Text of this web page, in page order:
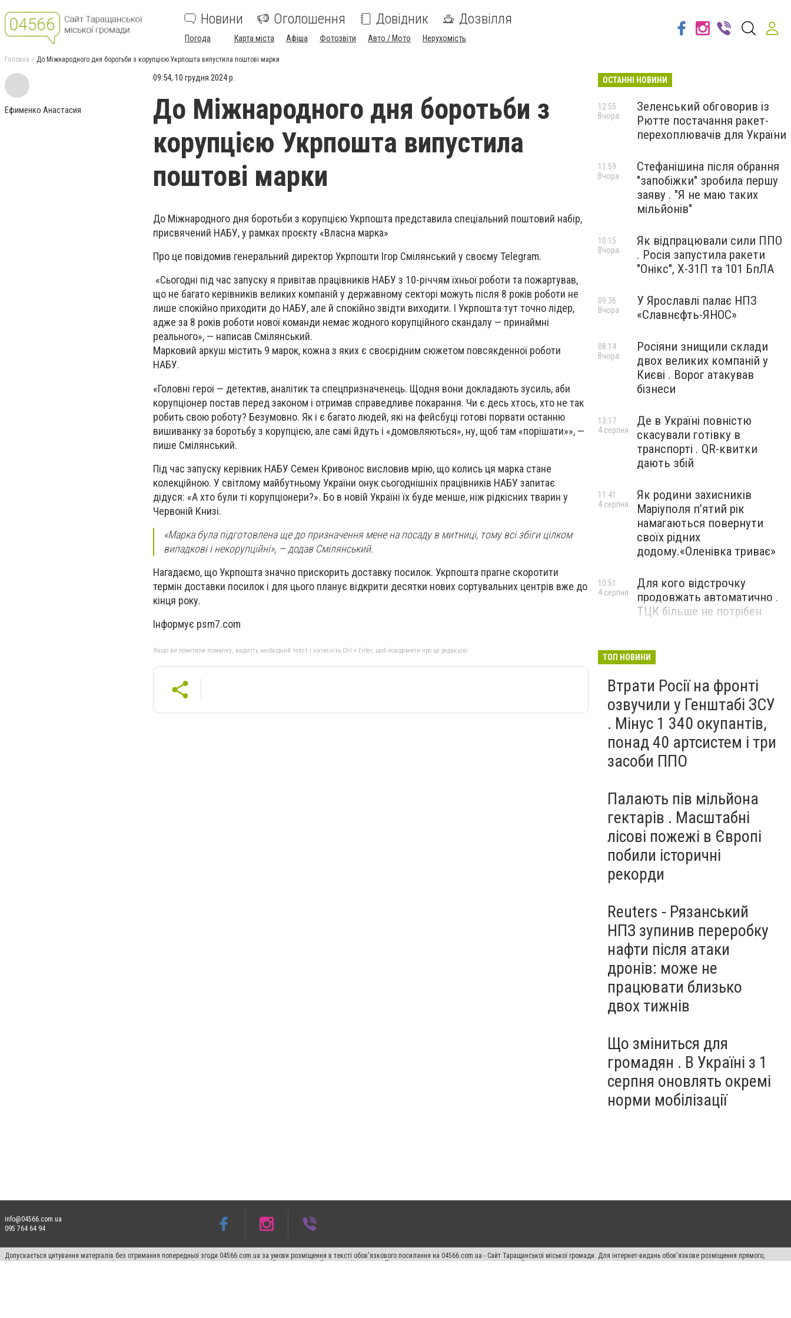
Новини Оголошення Довідник Дозвілля
Погода Карта міста Афіша Фотозвіти Авто / Мото Нерухомість
Головна До Міжнародного дня боротьби з корупцією Укрпошта випустила поштові марки
Ефименко Анастасия
09:54, 10 грудня 2024 р.
До Міжнародного дня боротьби з
корупцією Укрпошта випустила
поштові марки
До Міжнародного дня боротьби з корупцією Укрпошта представила спеціальний поштовий набір,
присвячений НАБУ, у рамках проєкту «Власна марка»
Про це повідомив генеральний директор Укрпошти Ігор Смілянський у своєму Telegram.
«Сьогодні під час запуску я привітав працівників НАБУ з 10-річчям їхньої роботи та пожартував,
що не багато керівників великих компаній у державному секторі можуть після 8 років роботи не
лише спокійно приходити до НАБУ, але й спокійно звідти виходити. І Укрпошта тут точно лідер,
адже за 8 років роботи нової команди немає жодного корупційного скандалу — принаймні
реального», — написав Смілянський.
Марковий аркуш містить 9 марок, кожна з яких є своєрідним сюжетом повсякденної роботи
НАБУ.
«Головні герої — детектив, аналітик та спецпризначенець. Щодня вони докладають зусиль, аби
корупціонер постав перед законом і отримав справедливе покарання. Чи є десь хтось, хто не так
робить свою роботу? Безумовно. Як і є багато людей, які на фейсбуці готові порвати останню
вишиванку за боротьбу з корупцією, але самі йдуть і «домовляються», ну, щоб там «порішати»», —
пише Смілянський.
Під час запуску керівник НАБУ Семен Кривонос висловив мрію, що колись ця марка стане
колекційною. У світлому майбутньому України онук сьогоднішніх працівників НАБУ запитає
дідуся: «А хто були ті корупціонери?». Бо в новій Україні їх буде менше, ніж рідкісних тварин у
Червоній Книзі.
«Марка була підготовлена ще до призначення мене на посаду в митниці, тому всі збіги цілком
випадкові і некорупційні», — додав Смілянський.
Нагадаємо, що Укрпошта значно прискорить доставку посилок. Укрпошта прагне скоротити
термін доставки посилок і для цього планує відкрити десятки нових сортувальних центрів вже до
кінця року.
Інформує psm7.com
Якщо ви помітили помилку, виділіть необхідний текст і натисніть Ctrl + Enter, щоб повідомити про це редакцію
ОСТАННІ НОВИНИ
Зеленський обговорив із
Рютте постачання ракет-
перехоплювачів для України
12:55
Вчора
Стефанішина після обрання
"запобіжки" зробила першу
заяву . "Я не маю таких
мільйонів"
11:59
Вчора
Як відпрацювали сили ППО
. Росія запустила ракети
"Онікс", Х-31П та 101 БпЛА
10:15
Вчора
У Ярославлі палає НПЗ
«Славнєфть-ЯНОС»
09:36
Вчора
Росіяни знищили склади
двох великих компаній у
Києві . Ворог атакував
бізнеси
08:14
Вчора
Де в Україні повністю
скасували готівку в
транспорті . QR-квитки
дають збій
13:17
4 серпня
Як родини захисників
Маріуполя пʼятий рік
намагаються повернути
своїх рідних
додому.«Оленівка триває»
11:41
4 серпня
Для кого відстрочку
продовжать автоматично .
ТЦК більше не потрібен
10:51
4 серпня
ТОП НОВИНИ
Втрати Росії на фронті
озвучили у Генштабі ЗСУ
. Мінус 1 340 окупантів,
понад 40 артсистем і три
засоби ППО
Палають пів мільйона
гектарів . Масштабні
лісові пожежі в Європі
побили історичні
рекорди
Reuters - Рязанський
НПЗ зупинив переробку
нафти після атаки
дронів: може не
працювати близько
двох тижнів
Що зміниться для
громадян . В Україні з 1
серпня оновлять окремі
норми мобілізації
info@04566.com.ua
095 764 64 94
Допускається цитування матеріалів без отримання попередньої згоди 04566.com.ua за умови розміщення в тексті обов'язкового посилання на 04566.com.ua - Cайт Таращанської міської громади. Для інтернет-видань обов'язкове розміщення прямого,
відкритого для пошукових систем гіперпосилання на цитовані статті не нижче другого абзацу в тексті або в якості джерела. Порушення виняткових прав переслідується Законом.